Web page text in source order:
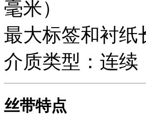
毫米）
最大标签和衬纸
介质类型：连续
丝带特点